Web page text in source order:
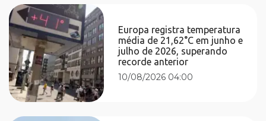
Europa registra temperatura
média de 21,62°C em junho e
julho de 2026, superando
recorde anterior
10/08/2026 04:00